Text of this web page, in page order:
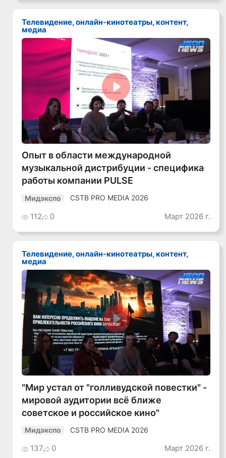
Телевидение, онлайн-кинотеатры, контент,
медиа
Смотреть видео
Опыт в области международной
музыкальной дистрибуции - специфика
работы компании PULSE
Мидэкспо CSTB PRO MEDIA 2026
112 0 Март 2026 г.
Телевидение, онлайн-кинотеатры, контент,
медиа
Смотреть видео
"Мир устал от "голливудской повестки" -
мировой аудитории всё ближе
советское и российское кино"
Мидэкспо CSTB PRO MEDIA 2026
137 0 Март 2026 г.